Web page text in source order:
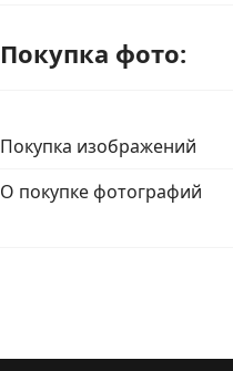
Покупка фото:
Покупка изображений
О покупке фотографий